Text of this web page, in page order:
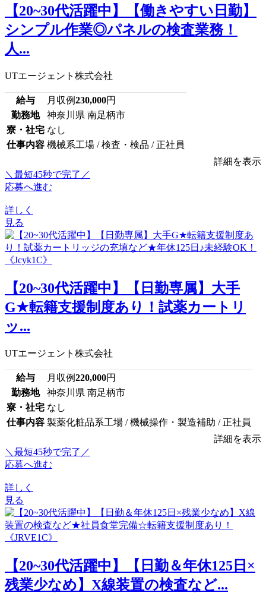
【20~30代活躍中】【働きやすい日勤】
シンプル作業◎パネルの検査業務！
人...
UTエージェント株式会社
給与 月収例230,000円
勤務地
神奈川県 南足柄市
寮・社宅 なし
仕事内容 機械系工場 / 検査・検品 / 正社員
詳細を表示
＼最短45秒で完了／
応募へ進む
詳しく
見る
【20~30代活躍中】【日勤専属】大手
G★転籍支援制度あり！試薬カートリ
ッ...
UTエージェント株式会社
給与 月収例220,000円
勤務地
神奈川県 南足柄市
寮・社宅 なし
仕事内容 製薬化粧品系工場 / 機械操作・製造補助 / 正社員
詳細を表示
＼最短45秒で完了／
応募へ進む
詳しく
見る
【20~30代活躍中】【日勤＆年休125日×
残業少なめ】X線装置の検査など...